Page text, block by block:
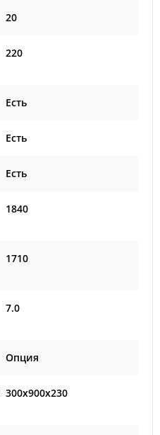
20
220
Есть
Есть
Есть
1840
1710
7.0
Опция
300x900x230